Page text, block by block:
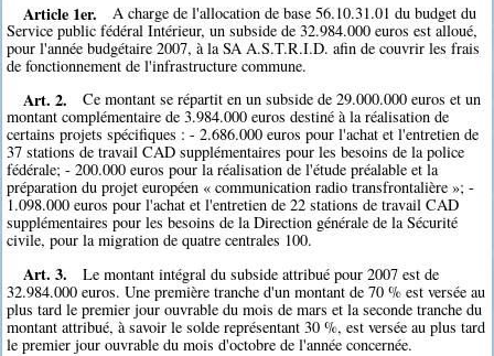
Article 1er.
A charge de l'allocation de base 56.10.31.01 du budget du
Service public fédéral Intérieur, un subside de 32.984.000 euros est alloué,
pour l'année budgétaire 2007, à la SA A.S.T.R.I.D. afin de couvrir les frais
de fonctionnement de l'infrastructure commune.
Art. 2.
Ce montant se répartit en un subside de 29.000.000 euros et un
montant complémentaire de 3.984.000 euros destiné à la réalisation de
certains projets spécifiques : - 2.686.000 euros pour l'achat et l'entretien de
37 stations de travail CAD supplémentaires pour les besoins de la police
fédérale; - 200.000 euros pour la réalisation de l'étude préalable et la
préparation du projet européen « communication radio transfrontalière »; -
1.098.000 euros pour l'achat et l'entretien de 22 stations de travail CAD
supplémentaires pour les besoins de la Direction générale de la Sécurité
civile, pour la migration de quatre centrales 100.
Art. 3.
Le montant intégral du subside attribué pour 2007 est de
32.984.000 euros. Une première tranche d'un montant de 70 % est versée au
plus tard le premier jour ouvrable du mois de mars et la seconde tranche du
montant attribué, à savoir le solde représentant 30 %, est versée au plus tard
le premier jour ouvrable du mois d'octobre de l'année concernée.